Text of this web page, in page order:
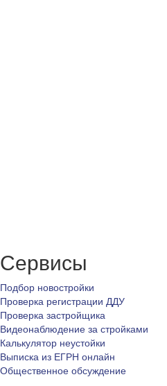
Сервисы
Подбор новостройки
Проверка регистрации ДДУ
Проверка застройщика
Видеонаблюдение за стройками
Калькулятор неустойки
Выписка из ЕГРН онлайн
Общественное обсуждение